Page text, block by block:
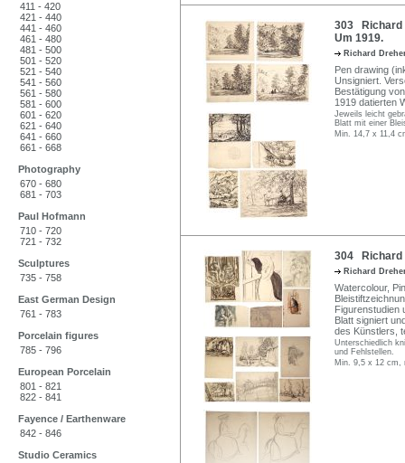
411 - 420
421 - 440
441 - 460
461 - 480
481 - 500
501 - 520
521 - 540
541 - 560
561 - 580
581 - 600
601 - 620
621 - 640
641 - 660
661 - 668
Photography
670 - 680
681 - 703
Paul Hofmann
710 - 720
721 - 732
Sculptures
735 - 758
East German Design
761 - 783
Porcelain figures
785 - 796
European Porcelain
801 - 821
822 - 841
Fayence / Earthenware
842 - 846
Studio Ceramics
303 Richard
Um 1919.
Richard
Pen drawing
Unsigniert.
Bestätigung
1919 datierten
Jeweils leicht
Blatt mit einer
Min. 14,7 x 11,4
304 Richard
Richard
Watercolour,
Figurenstudien
Blatt signiert
des Künstlers,
Unterschiedlich
und Fehlstellen.
Min. 9,5 x 12 cm,